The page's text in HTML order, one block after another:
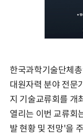
한국과학기술단체
대원자력 분야 전문
지 기술교류회를 개
열리는 이번 교류회
발 현황 및 전망'을